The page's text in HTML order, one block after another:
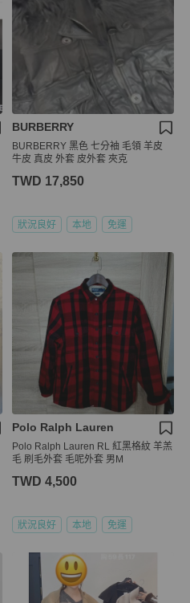
BURBERRY
BURBERRY 黑色 七分袖 毛領 羊皮
牛皮 真皮 外套 皮外套 夾克
TWD 17,850
狀況良好 本地 免運
Polo Ralph Lauren
Polo Ralph Lauren RL 紅黑格紋 羊羔
毛 刷毛外套 毛呢外套 男M
TWD 4,500
狀況良好 本地 免運